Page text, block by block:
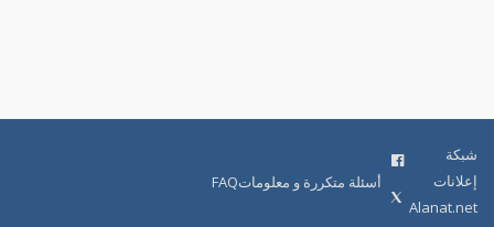
شبكة
إعلانات
Alanat.net
أسئلة متكررة و معلوماتFAQ